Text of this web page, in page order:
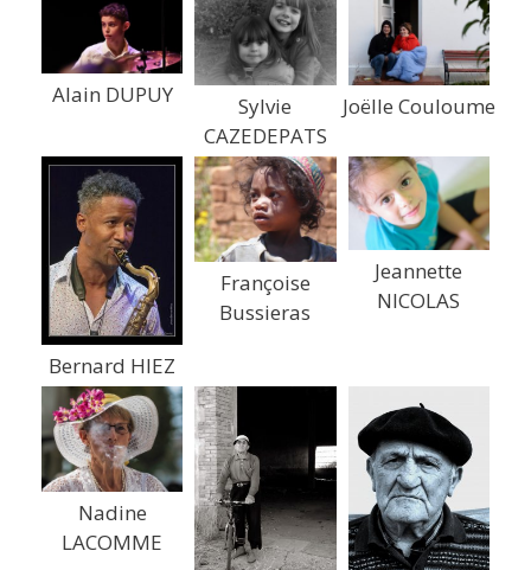
Alain DUPUY
Sylvie
CAZEDEPATS
Joëlle Couloume
Bernard HIEZ
Françoise
Bussieras
Jeannette
NICOLAS
Nadine
LACOMME